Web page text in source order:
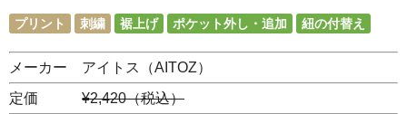
プリント 刺繍 裾上げ ポケット外し・追加 紐の付替え
メーカー アイトス（AITOZ）
定価 ¥2,420（税込）